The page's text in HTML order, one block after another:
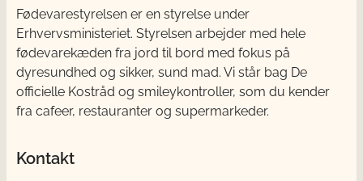
Fødevarestyrelsen er en styrelse under
Erhvervsministeriet. Styrelsen arbejder med hele
fødevarekæden fra jord til bord med fokus på
dyresundhed og sikker, sund mad. Vi står bag De
officielle Kostråd og smileykontroller, som du kender
fra cafeer, restauranter og supermarkeder.
Kontakt